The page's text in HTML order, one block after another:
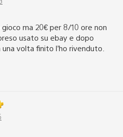
ma 20€ per 8/10 ore non
usato su ebay e dopo
volta finito l’ho rivenduto.